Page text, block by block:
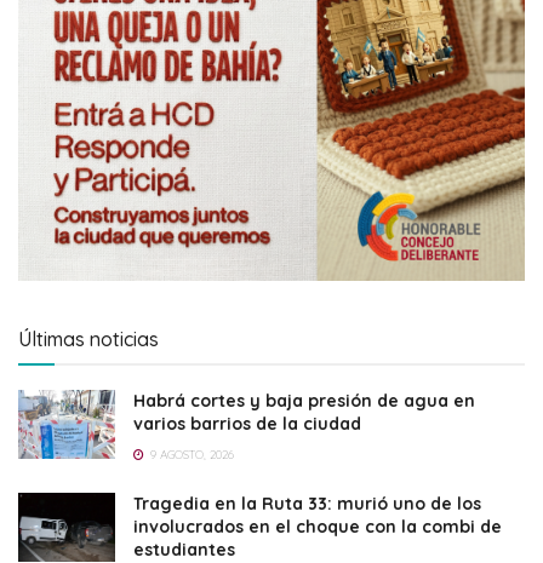
Últimas noticias
Habrá cortes y baja presión de agua en
varios barrios de la ciudad
9 AGOSTO, 2026
Tragedia en la Ruta 33: murió uno de los
involucrados en el choque con la combi de
estudiantes